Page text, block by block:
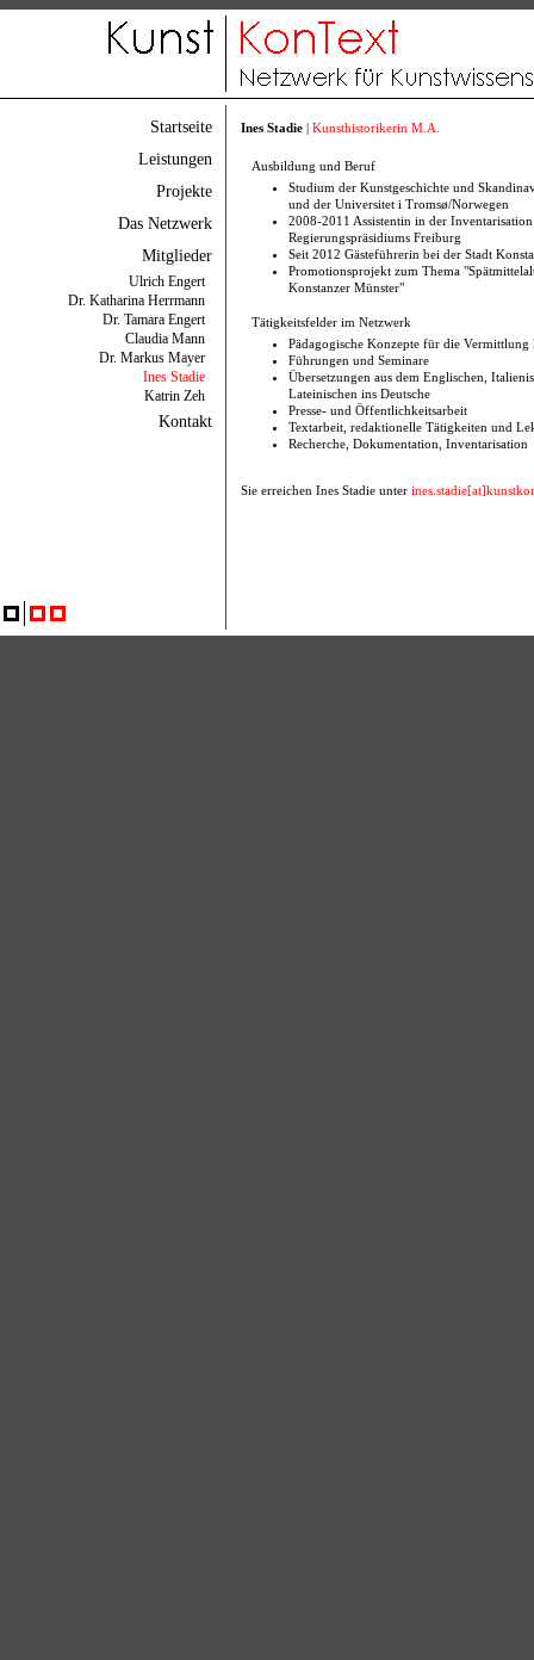
Startseite
Leistungen
Projekte
Das Netzwerk
Mitglieder
Ulrich Engert
Dr. Katharina Herrmann
Dr. Tamara Engert
Claudia Mann
Dr. Markus Mayer
Ines Stadie
Katrin Zeh
Kontakt
Ines Stadie | Kunsthistorikerin M.A.
Ausbildung und Beruf
Studium der Kunstgeschichte und
und der Universitet i Tromsø/Norwegen
2008-2011 Assistentin in der
Regierungspräsidiums Freiburg
Seit 2012 Gästeführerin bei der Stadt
Promotionsprojekt zum Thema
Konstanzer Münster"
Tätigkeitsfelder im Netzwerk
Pädagogische Konzepte für die
Führungen und Seminare
Übersetzungen aus dem Englischen,
Lateinischen ins Deutsche
Presse- und Öffentlichkeitsarbeit
Textarbeit, redaktionelle Tätigkeiten und
Recherche, Dokumentation, Inventarisation
Sie erreichen Ines Stadie unter